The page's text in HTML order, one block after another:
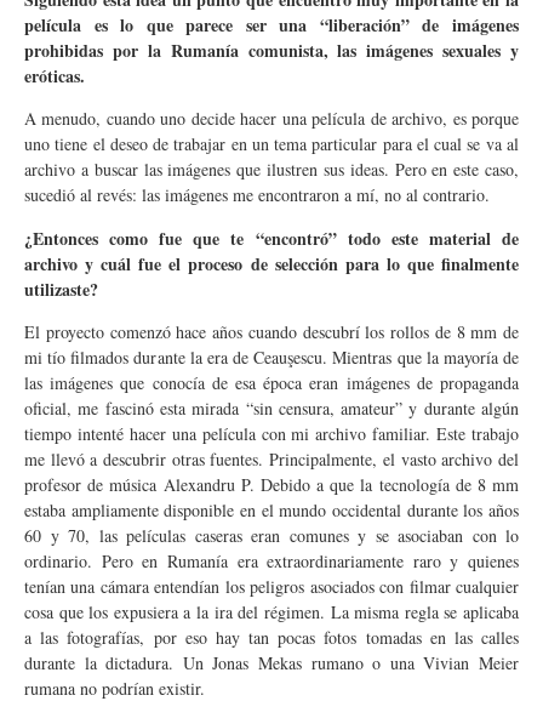
película es lo que parece ser una “liberación” de imágenes
prohibidas por la Rumanía comunista, las imágenes sexuales y
eróticas.
A menudo, cuando uno decide hacer una película de archivo, es porque
uno tiene el deseo de trabajar en un tema particular para el cual se va al
archivo a buscar las imágenes que ilustren sus ideas. Pero en este caso,
sucedió al revés: las imágenes me encontraron a mí, no al contrario.
¿Entonces como fue que te “encontró” todo este material de
archivo y cuál fue el proceso de selección para lo que finalmente
utilizaste?
El proyecto comenzó hace años cuando descubrí los rollos de 8 mm de
mi tío filmados durante la era de Ceauşescu. Mientras que la mayoría de
las imágenes que conocía de esa época eran imágenes de propaganda
oficial, me fascinó esta mirada “sin censura, amateur” y durante algún
tiempo intenté hacer una película con mi archivo familiar. Este trabajo
me llevó a descubrir otras fuentes. Principalmente, el vasto archivo del
profesor de música Alexandru P. Debido a que la tecnología de 8 mm
estaba ampliamente disponible en el mundo occidental durante los años
60 y 70, las películas caseras eran comunes y se asociaban con lo
ordinario. Pero en Rumanía era extraordinariamente raro y quienes
tenían una cámara entendían los peligros asociados con filmar cualquier
cosa que los expusiera a la ira del régimen. La misma regla se aplicaba
a las fotografías, por eso hay tan pocas fotos tomadas en las calles
durante la dictadura. Un Jonas Mekas rumano o una Vivian Meier
rumana no podrían existir.